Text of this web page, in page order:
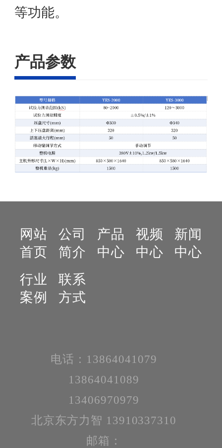
等功能。
产品参数
网站
首页
公司
简介
产品
中心
视频
中心
新闻
中心
行业
案例
联系
方式
电话：13864041079
13864041089
13406970979
北京东方力智 13910337310
邮箱：